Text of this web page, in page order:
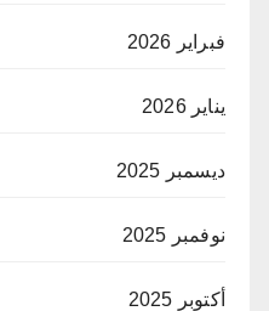
فبراير 2026
يناير 2026
ديسمبر 2025
نوفمبر 2025
أكتوبر 2025